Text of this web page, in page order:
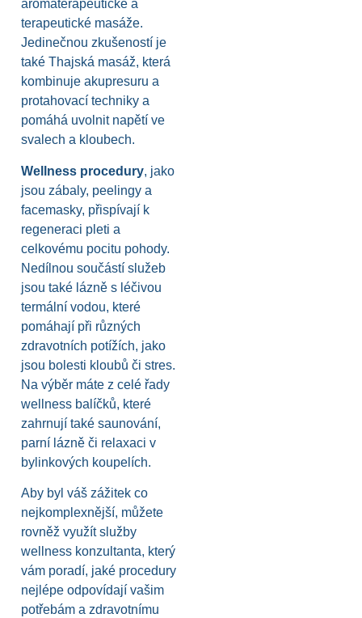
aromaterapeutické a
terapeutické masáže.
Jedinečnou zkušeností je
také Thajská masáž, která
kombinuje akupresuru a
protahovací techniky a
pomáhá uvolnit napětí ve
svalech a kloubech.
Wellness procedury, jako
jsou zábaly, peelingy a
facemasky, přispívají k
regeneraci pleti a
celkovému pocitu pohody.
Nedílnou součástí služeb
jsou také lázně s léčivou
termální vodou, které
pomáhají při různých
zdravotních potížích, jako
jsou bolesti kloubů či stres.
Na výběr máte z celé řady
wellness balíčků, které
zahrnují také saunování,
parní lázně či relaxaci v
bylinkových koupelích.
Aby byl váš zážitek co
nejkomplexnější, můžete
rovněž využít služby
wellness konzultanta, který
vám poradí, jaké procedury
nejlépe odpovídají vašim
potřebám a zdravotnímu